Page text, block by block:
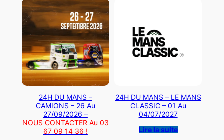
24H DU MANS –
CAMIONS – 26 Au
27/09/2026 –
NOUS CONTACTER Au 03
67 09 14 36 !
24H DU MANS – LE MANS
CLASSIC – 01 Au
04/07/2027
Lire la suite